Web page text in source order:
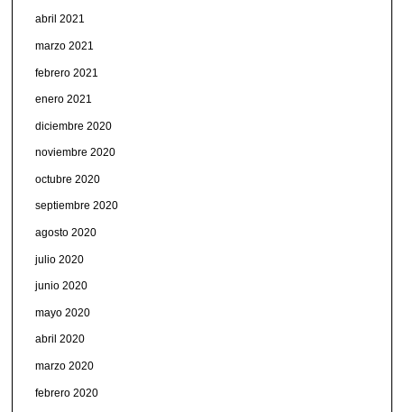
abril 2021
marzo 2021
febrero 2021
enero 2021
diciembre 2020
noviembre 2020
octubre 2020
septiembre 2020
agosto 2020
julio 2020
junio 2020
mayo 2020
abril 2020
marzo 2020
febrero 2020